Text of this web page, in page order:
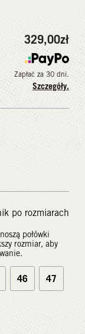
329,00zł
Zapłać za 30 dni.
Szczegóły.
po rozmiarach
połówki
rozmiar, aby
46 47